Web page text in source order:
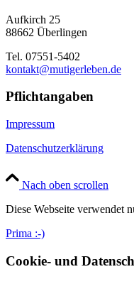
Aufkirch 25
88662 Überlingen
Tel. 07551-5402
kontakt@mutigerleben.de
Pflichtangaben
Impressum
Datenschutzerklärung
Nach oben scrollen
Diese Webseite verwendet
Prima :-)
Cookie- und